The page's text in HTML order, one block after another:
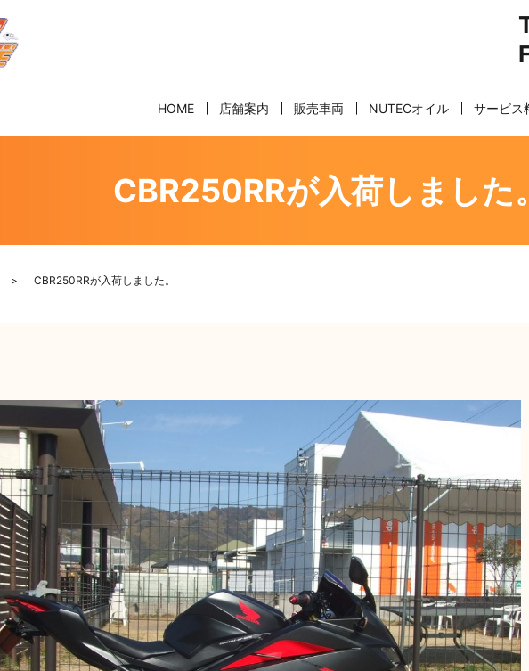
HOME 店舗案内 販売車両 NUTECオイル サービス
CBR250RRが入荷しました
CBR250RRが入荷しました。